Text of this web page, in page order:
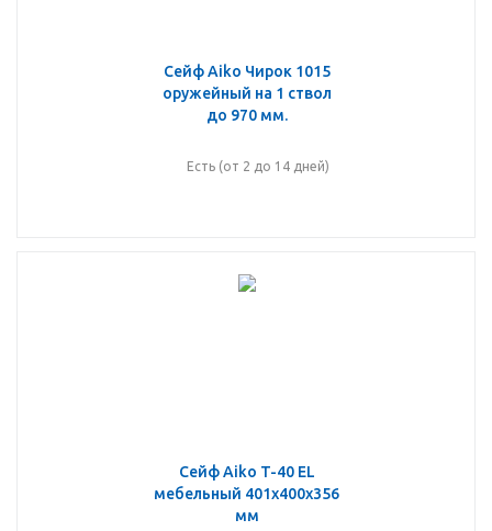
Сейф Aiko Чирок 1015
оружейный на 1 ствол
до 970 мм.
Есть (от 2 до 14 дней)
Сейф Aiko T-40 EL
мебельный 401x400x356
мм